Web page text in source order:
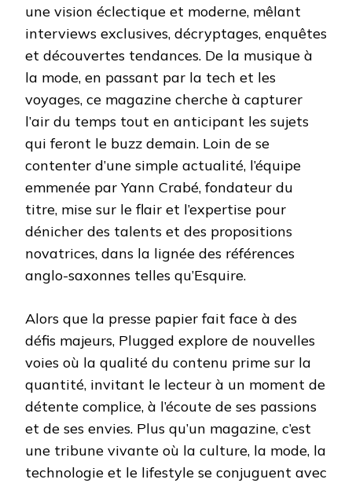
une vision éclectique et moderne, mêlant
interviews exclusives, décryptages, enquêtes
et découvertes tendances. De la musique à
la mode, en passant par la tech et les
voyages, ce magazine cherche à capturer
l’air du temps tout en anticipant les sujets
qui feront le buzz demain. Loin de se
contenter d’une simple actualité, l’équipe
emmenée par Yann Crabé, fondateur du
titre, mise sur le flair et l’expertise pour
dénicher des talents et des propositions
novatrices, dans la lignée des références
anglo-saxonnes telles qu’Esquire.
Alors que la presse papier fait face à des
défis majeurs, Plugged explore de nouvelles
voies où la qualité du contenu prime sur la
quantité, invitant le lecteur à un moment de
détente complice, à l’écoute de ses passions
et de ses envies. Plus qu’un magazine, c’est
une tribune vivante où la culture, la mode, la
technologie et le lifestyle se conjuguent avec